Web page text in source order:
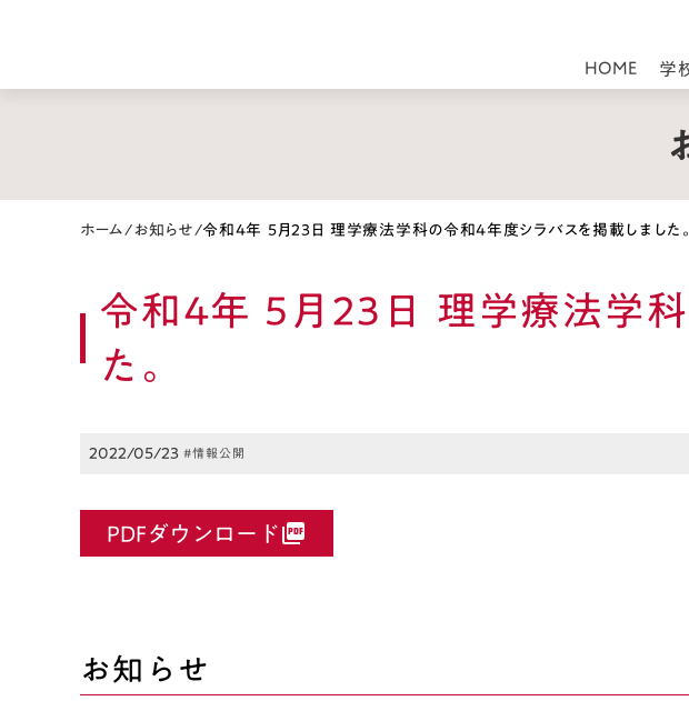
ホーム/お知らせ/令和4年 5月23日 理学療法学科の令和4年度シラバスを掲載しました。
令和4年 5月23日 理学療法学
た。
2022/05/23 #情報公開
PDFダウンロードpicture_as_pdf
お知らせ
学
HOME